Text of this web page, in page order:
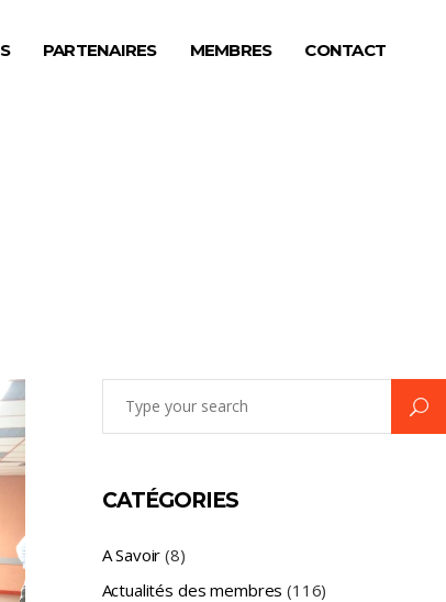
PARTENAIRES MEMBRES CONTACT
CATÉGORIES
A Savoir (8)
Actualités des membres (116)